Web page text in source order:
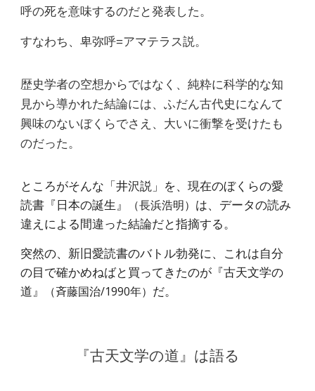
呼の死を意味するのだと発表した。
すなわち、卑弥呼=アマテラス説。
歴史学者の空想からではなく、純粋に科学的な知
見から導かれた結論には、ふだん古代史になんて
興味のないぼくらでさえ、大いに衝撃を受けたも
のだった。
ところがそんな「井沢説」を、現在のぼくらの愛
読書『日本の誕生』
（長浜浩明） は、データの読み
違えによる間違った結論だと指摘する。
突然の、新旧愛読書のバトル勃発に、これは自分
の目で確かめねばと買ってきたのが『古天文学の
道』
（斉藤国治/1990年） だ。
『古天文学の道』は語る